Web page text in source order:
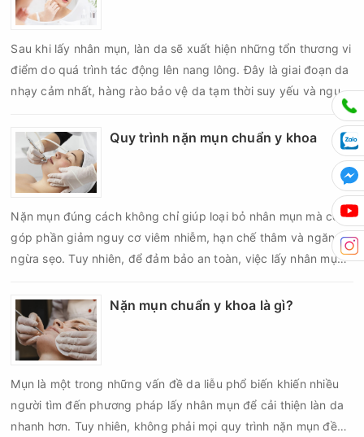
Sau khi lấy nhân mụn, làn da sẽ xuất hiện những tổn thương vi
điểm do quá trình tác động lên nang lông. Đây là giai đoạn da
nhạy cảm nhất, hàng rào bảo vệ da tạm thời suy yếu và nguy
cơ viêm nhiễm, thâm sau mụn hoặc hình thành sẹo sẽ tăng lên
nếu chăm sóc không đúng cách. Chính vì vậy, việc chăm sóc
da sau nặn mụn không chỉ giúp vùng da hồi phục nhanh hơn
mà còn góp phần giảm nguy cơ tái phát mụn và hạn chế các
biến chứng về sau.
Quy trình nặn mụn chuẩn y khoa
Nặn mụn đúng cách không chỉ giúp loại bỏ nhân mụn mà còn
góp phần giảm nguy cơ viêm nhiễm, hạn chế thâm và ngăn
ngừa sẹo. Tuy nhiên, để đảm bảo an toàn, việc lấy nhân mụn
đủ các bước vô khuẩn và chăm sóc sau điều trị.
Nặn mụn chuẩn y khoa là gì?
Mụn là một trong những vấn đề da liễu phổ biến khiến nhiều
người tìm đến phương pháp lấy nhân mụn để cải thiện làn da
nhanh hơn. Tuy nhiên, không phải mọi quy trình nặn mụn đều